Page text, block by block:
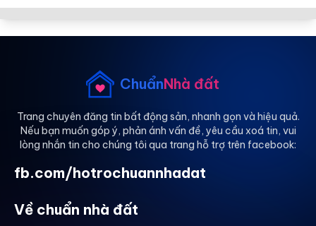
ChuẩnNhà đất
Trang chuyên đăng tin bất động sản, nhanh gọn và hiệu quả.
Nếu bạn muốn góp ý, phản ánh vấn đề, yêu cầu xoá tin, vui
lòng nhắn tin cho chúng tôi qua trang hỗ trợ trên facebook:
fb.com/hotrochuannhadat
Về chuẩn nhà đất